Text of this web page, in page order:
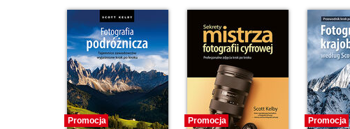
Promocja Promocja Promocja